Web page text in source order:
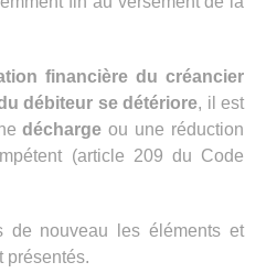
financière du créancier
débiteur se détériore, il est
décharge ou une réduction
(article 209 du Code
de nouveau les éléments et
présentés.